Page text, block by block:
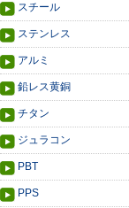
スチール
ステンレス
アルミ
鉛レス黄銅
チタン
ジュラコン
PBT
PPS